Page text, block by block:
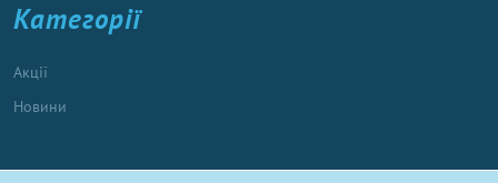
Категорії
Акції
Новини